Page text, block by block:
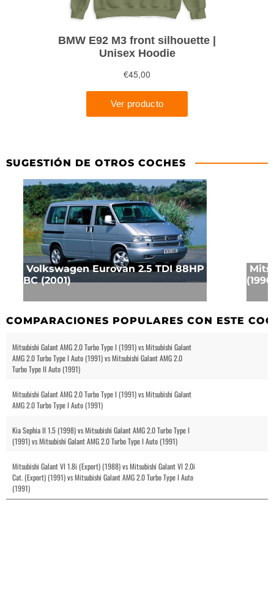
SUGESTIÓN DE OTROS COCHES
Volkswagen Eurovan 2.5 TDI 88HP
BC (2001)
COMPARACIONES POPULARES CON ESTE
Mitsubishi Galant AMG 2.0 Turbo Type I (1991) vs Mitsubishi Galant
AMG 2.0 Turbo Type I Auto (1991) vs Mitsubishi Galant AMG 2.0
Turbo Type II Auto (1991)
Mitsubishi Galant AMG 2.0 Turbo Type I (1991) vs Mitsubishi Galant
AMG 2.0 Turbo Type I Auto (1991)
Kia Sephia II 1.5 (1998) vs Mitsubishi Galant AMG 2.0 Turbo Type I
(1991) vs Mitsubishi Galant AMG 2.0 Turbo Type I Auto (1991)
Mitsubishi Galant VI 1.8i (Export) (1988) vs Mitsubishi Galant VI 2.0i
Cat. (Export) (1991) vs Mitsubishi Galant AMG 2.0 Turbo Type I Auto
(1991)